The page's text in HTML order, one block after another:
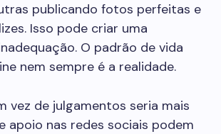
publicando fotos perfeitas e
Isso pode criar uma
O padrão de vida
nem sempre é a realidade.
vez de julgamentos seria mais
apoio nas redes sociais podem